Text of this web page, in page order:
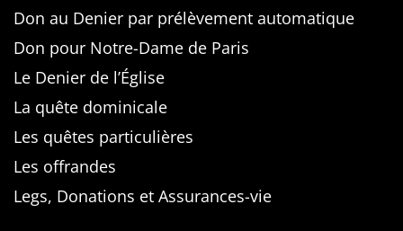
Don au Denier par prélèvement automatique
Don pour Notre-Dame de Paris
Le Denier de l’Église
La quête dominicale
Les quêtes particulières
Les offrandes
Legs, Donations et Assurances-vie